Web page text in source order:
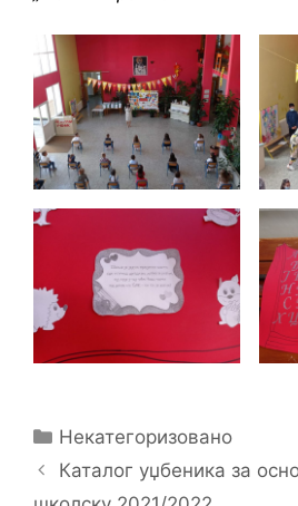
Categories
Некатегоризовано
Каталог уџбеника за